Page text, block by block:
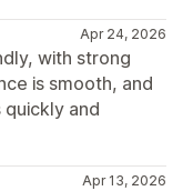
Apr 24, 2026
with strong
is smooth, and
and
Apr 13, 2026